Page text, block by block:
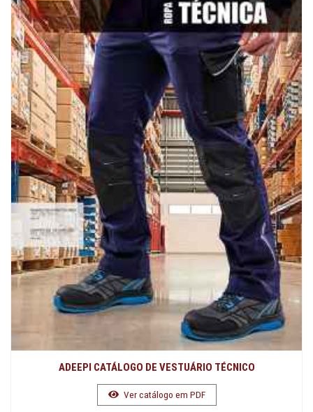
ADEEPI CATÁLOGO DE VESTUÁRIO TÉCNICO
Ver catálogo em PDF